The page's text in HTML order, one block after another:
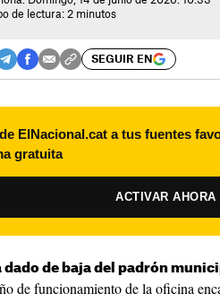
de lectura: 2 minutos
SEGUIR EN
ElNacional.cat a tus fuentes
gratuita
ACTIVAR
dado de baja del padrón
de funcionamiento de la oficina